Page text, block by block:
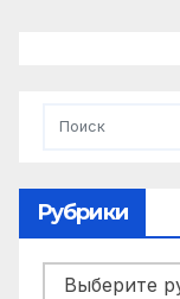
Рубрики
Рубрики